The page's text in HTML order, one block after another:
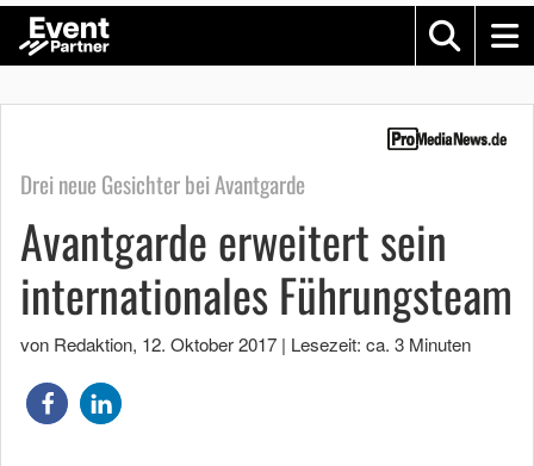
Drei neue Gesichter bei Avantgarde
Avantgarde erweitert sein
internationales Führungsteam
von Redaktion, 12. Oktober 2017 | Lesezeit: ca. 3 Minuten